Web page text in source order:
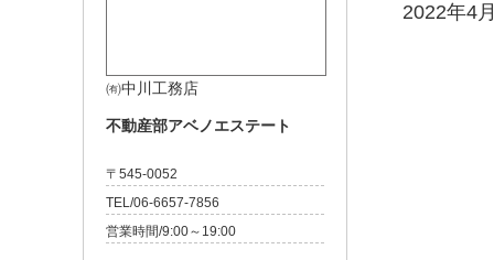
2022年4
㈲中川工務店
不動産部アベノエステート
〒545-0052
TEL/06-6657-7856
営業時間/9:00～19:00